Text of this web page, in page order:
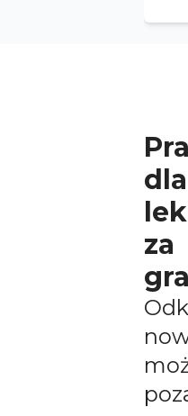
dla
za